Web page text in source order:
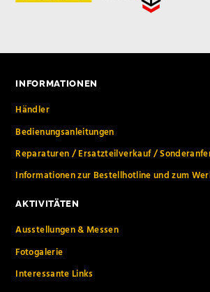
INFORMATIONEN
Händler
Bedienungsanleitungen
Reparaturen / Ersatzteilverkauf /
Informationen zur Bestellhotline und zum
AKTIVITÄTEN
Ausstellungen & Messen
Fotogalerie
Interessante Links